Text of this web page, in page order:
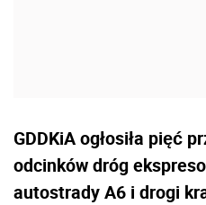
GDDKiA ogłosiła pięć
odcinków dróg
autostrady A6 i drogi